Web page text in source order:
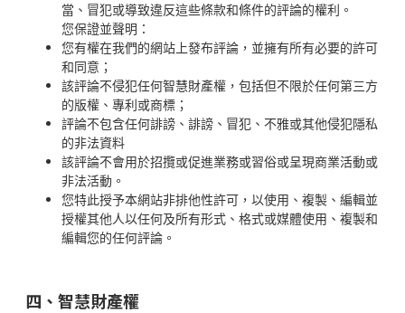
當、冒犯或導致違反這些條款和條件的評論的權利。
您保證並聲明：
您有權在我們的網站上發布評論，並擁有所有必要的許可
和同意；
該評論不侵犯任何智慧財產權，包括但不限於任何第三方
的版權、專利或商標；
評論不包含任何誹謗、誹謗、冒犯、不雅或其他侵犯隱私
的非法資料
該評論不會用於招攬或促進業務或習俗或呈現商業活動或
非法活動。
您特此授予本網站非排他性許可，以使用、複製、編輯並
授權其他人以任何及所有形式、格式或媒體使用、複製和
編輯您的任何評論。
四、智慧財產權